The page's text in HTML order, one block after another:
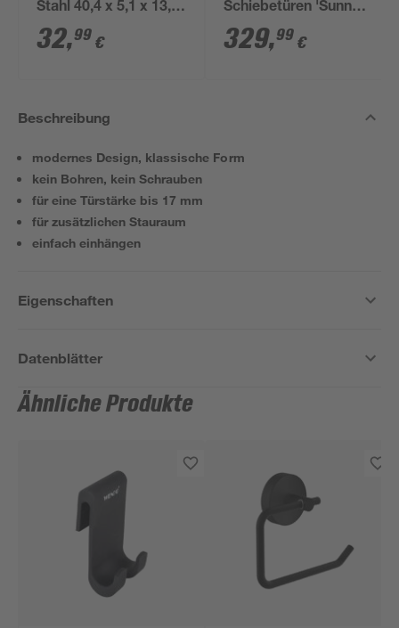
Stahl 40,4 x 5,1 x 13,9
cm, 4 Haken
32,99 €
Schiebetüren 'Sunny'
Mattschwarz Radius
550 mm für
329,99 €
Beschreibung
modernes Design, klassische Form
kein Bohren, kein Schrauben
für eine Türstärke bis 17 mm
für zusätzlichen Stauraum
einfach einhängen
Eigenschaften
Datenblätter
Ähnliche Produkte